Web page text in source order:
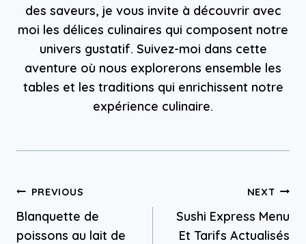
des saveurs, je vous invite à découvrir avec
moi les délices culinaires qui composent notre
univers gustatif. Suivez-moi dans cette
aventure où nous explorerons ensemble les
tables et les traditions qui enrichissent notre
expérience culinaire.
Post
navigation
PREVIOUS
Blanquette de
poissons au lait de
NEXT
Sushi Express Menu
Et Tarifs Actualisés